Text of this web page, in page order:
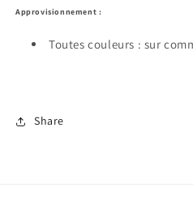
Approvisionnement :
Toutes couleurs : sur
Share